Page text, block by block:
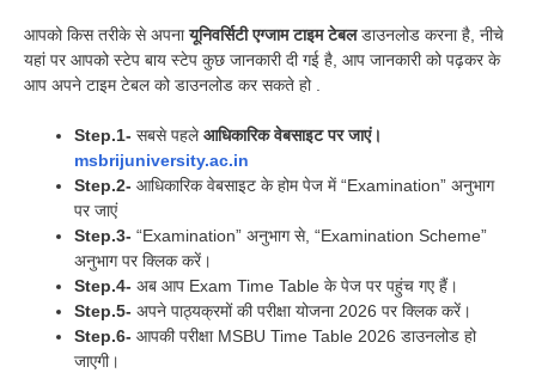
आपको किस तरीके से अपनायूनिवर्सिटी एग्जाम टाइम टेबलडाउनलोड करना है, नीचे
यहां पर आपको स्टेप बाय स्टेप कुछ जानकारी दी गई है, आप जानकारी को पढ़कर के
आप अपने टाइम टेबल को डाउनलोड कर सकते हो .
Step.1- सबसे पहलेआधिकारिक वेबसाइट पर जाएं।
msbrijuniversity.ac.in
Step.2- आधिकारिक वेबसाइट के होम पेज में “Examination” अनुभाग
पर जाएं
Step.3- “Examination” अनुभाग से, “Examination Scheme”
अनुभाग पर क्लिक करें।
Step.4- अब आप Exam Time Table के पेज पर पहुंच गए हैं।
Step.5- अपने पाठ्यक्रमों की परीक्षा योजना 2026 पर क्लिक करें।
Step.6- आपकी परीक्षा MSBU Time Table 2026 डाउनलोड हो
जाएगी।